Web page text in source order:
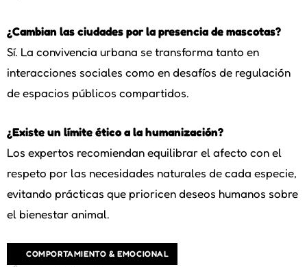
¿Cambian las ciudades por la presencia de mascotas?
Sí. La convivencia urbana se transforma tanto en
interacciones sociales como en desafíos de regulación
de espacios públicos compartidos.
¿Existe un límite ético a la humanización?
Los expertos recomiendan equilibrar el afecto con el
respeto por las necesidades naturales de cada especie,
evitando prácticas que prioricen deseos humanos sobre
el bienestar animal.
COMPORTAMIENTO & EMOCIONAL